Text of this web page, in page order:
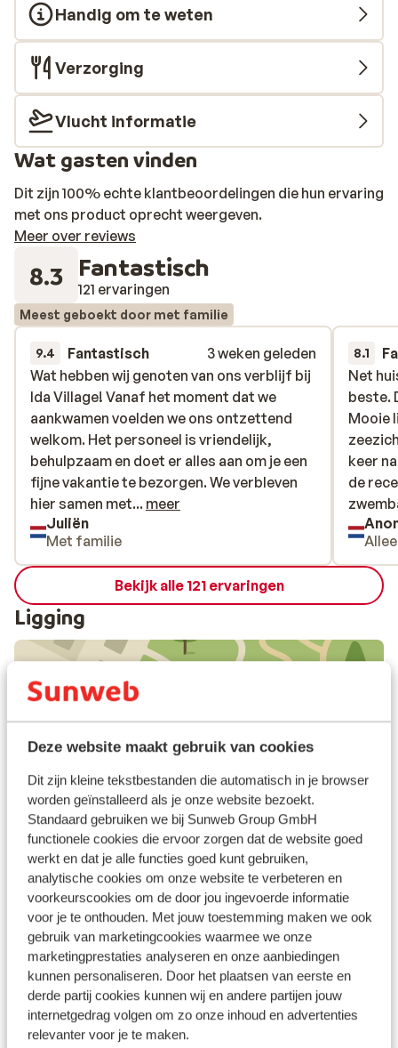
Deze website maakt gebruik van cookies
Dit zijn kleine tekstbestanden die automatisch in je browser
worden geïnstalleerd als je onze website bezoekt.
Standaard gebruiken we bij Sunweb Group GmbH
functionele cookies die ervoor zorgen dat de website goed
werkt en dat je alle functies goed kunt gebruiken,
analytische cookies om onze website te verbeteren en
voorkeurscookies om de door jou ingevoerde informatie
voor je te onthouden. Met jouw toestemming maken we ook
gebruik van marketingcookies waarmee we onze
marketingprestaties analyseren en onze aanbiedingen
kunnen personaliseren. Door het plaatsen van eerste en
derde partij cookies kunnen wij en andere partijen jouw
internetgedrag volgen om zo onze inhoud en advertenties
relevanter voor je te maken.
Handig om te weten
Verzorging
Vlucht informatie
Wat gasten vinden
Dit zijn 100% echte klantbeoordelingen die hun ervaring
met ons product oprecht weergeven.
Meer over reviews
8.3 Fantastisch
121 ervaringen
Meest geboekt door met familie
9.4 Fantastisch
3 weken geleden
Wat hebben wij genoten van ons verblijf bij
Ida Village! Vanaf het moment dat we
aankwamen voelden we ons ontzettend
welkom. Het personeel is vriendelijk,
behulpzaam en doet er alles aan om je een
fijne vakantie te bezorgen. We verbleven
hier samen met onze dochter van 9
maanden. Alles was perfect geregeld en
we hebben echt kunnen genieten van de
rust en de gezellige sfeer. Het ontbijt was
elke ochtend heerlijk en gevarieerd. Ook de
faciliteiten waren top. Het zwembad was
schoon en fijn om in af te koelen, en ook de
fitnessruimte was een leuke extra om
ideaal: rustig, maar toch op loopafstand
van het gezellige centrum van
Chersonissos. Bedankt aan het hele team
van Ida Village voor de gastvrijheid en de
goede zorgen. Wij hebben prachtige
herinneringen gemaakt en weten nu al dat
we volgend jaar graag weer terugkomen!
Wat hebben wij genoten van ons verblijf bij
Ida Village! Vanaf het moment dat we
aankwamen voelden we ons ontzettend
welkom. Het personeel is vriendelijk,
behulpzaam en doet er alles aan om je een
fijne vakantie te bezorgen. We verbleven
hier samen met... meer
Juliën
Met familie
8.1
Net
beste.
Mooie
keer
de
aan
stukje
Net
beste.
Mooie
keer
de
Bekijk alle 121 ervaringen
Ligging
Bekijk op kaart
In de buurt
Strand: 300 m
Centrum: 700 m
Luchthaven: 28 km
Bushalte: 150 m
Pinautomaat: 100 m
Winkels: 150 m
(Mini)supermarkt: 300 m
Restaurant: 400 m
Apotheek: 400 m
Rustig gelegen